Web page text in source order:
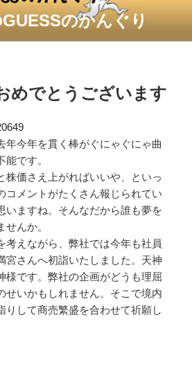
のかんぐり
めでとうございます
年今年を貫く棒がぐにゃぐにゃ曲
です。
株価さえ上がればいいや、といっ
コメントがたくさん報じられてい
いますね。そんなだから誰も夢を
んか。
考えながら、弊社では今年も社員
宮さんへ初詣いたしました。天神
様です。弊社の企画がどうも理屈
せいかもしれません。そこで境内
りして商売繁盛を合わせて祈願し